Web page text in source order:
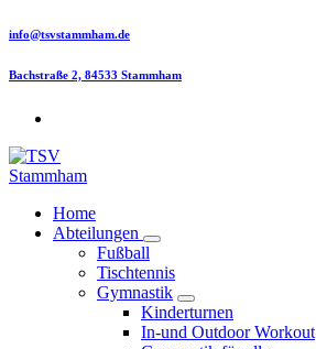
Skip
content
info@tsvstammham.de
Bachstraße 2, 84533 Stammham
Home
Abteilungen
Fußball
Tischtennis
Gymnastik
Kinderturnen
In-und Outdoor Workout